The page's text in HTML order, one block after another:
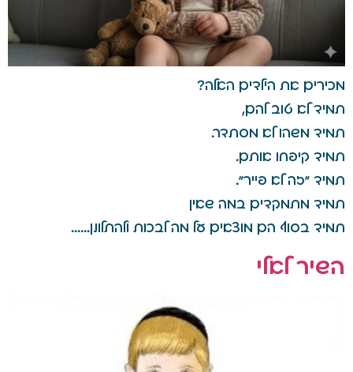
מכירים את הילדים האלה?
תמיד לא טוב להם,
תמיד משהו לא מסתדר.
תמיד קיפחו אותם.
תמיד "זה לא פייר".
תמיד מתמקדים במה שאין
תמיד בסוף הם מוצאים על מה לבכות ולהתלונן……
השיר לאלי